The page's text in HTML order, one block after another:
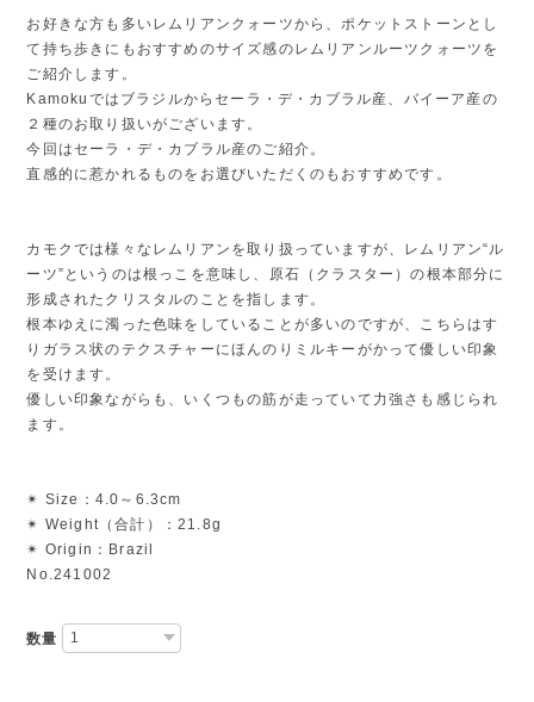
お好きな方も多いレムリアンクォーツから、ポケットストーンとし
て持ち歩きにもおすすめのサイズ感のレムリアンルーツクォーツを
ご紹介します。
Kamokuではブラジルからセーラ・デ・カブラル産、バイーア産の
２種のお取り扱いがございます。
今回はセーラ・デ・カブラル産のご紹介。
直感的に惹かれるものをお選びいただくのもおすすめです。
カモクでは様々なレムリアンを取り扱っていますが、レムリアン“ル
ーツ”というのは根っこを意味し、原石（クラスター）の根本部分に
形成されたクリスタルのことを指します。
根本ゆえに濁った色味をしていることが多いのですが、こちらはす
りガラス状のテクスチャーにほんのりミルキーがかって優しい印象
を受けます。
優しい印象ながらも、いくつもの筋が走っていて力強さも感じられ
ます。
✴︎ Size：4.0～6.3cm
✴︎ Weight（合計）：21.8g
✴︎ Origin：Brazil
No.241002
数量